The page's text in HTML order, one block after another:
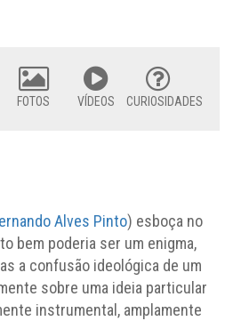
FOTOS VÍDEOS CURIOSIDADES
Alves Pinto) esboça no
bem poderia ser um enigma,
a confusão ideológica de um
sobre uma ideia particular
instrumental, amplamente